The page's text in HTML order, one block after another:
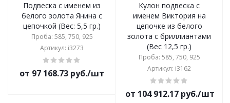
Подвеска с именем из
белого золота Янина с
цепочкой (Вес: 5,5 гр.)
Проба: 585, 750, 925
Артикул: i3273
от 97 168.73 руб./шт
Кулон подвеска с
именем Виктория на
цепочке из белого
золота с бриллиантами
(Вес 12,5 гр.)
Проба: 585, 750, 925
Артикул: i3162
от 104 912.17 руб./шт